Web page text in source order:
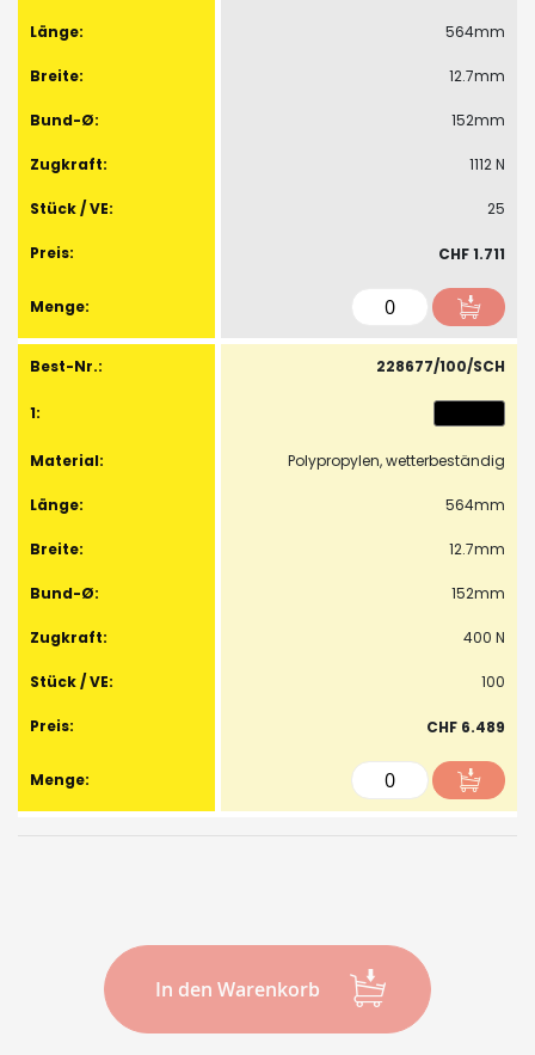
564mm
12.7mm
152mm
1112 N
25
CHF 1.711
228677/100/SCH
Polypropylen, wetterbeständig
564mm
12.7mm
152mm
400 N
100
CHF 6.489
In den Warenkorb